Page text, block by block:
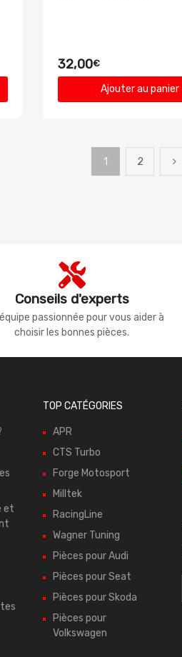
32,00€
Ajouter au panier
1 2
Conseils d'experts
passionnée pour vous aider à
choisir les bonnes pièces.
et
TOP CATÉGORIES
APR
CTS Turbo
Forge Motosport
Milltek
RacingLine
Wagner Tuning
Pièces pour Audi
Pièces pour Seat
Pièces pour Skoda
Pièces pour
Volkswagen